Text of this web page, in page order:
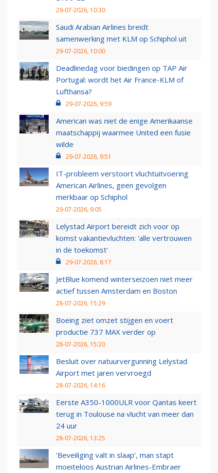
29-07-2026, 10:30
Saudi Arabian Airlines breidt
samenwerking met KLM op Schiphol uit
29-07-2026, 10:00
Deadlinedag voor biedingen op TAP Air
Portugal: wordt het Air France-KLM of
Lufthansa?
29-07-2026, 9:59
American was niet de enige Amerikaanse
maatschappij waarmee United een fusie
wilde
29-07-2026, 9:51
IT-probleem verstoort vluchtuitvoering
American Airlines, geen gevolgen
merkbaar op Schiphol
29-07-2026, 9:05
Lelystad Airport bereidt zich voor op
komst vakantievluchten: 'alle vertrouwen
in de toekomst'
29-07-2026, 8:17
JetBlue komend winterseizoen niet meer
actief tussen Amsterdam en Boston
28-07-2026, 15:29
Boeing ziet omzet stijgen en voert
productie 737 MAX verder op
28-07-2026, 15:20
Besluit over natuurvergunning Lelystad
Airport met jaren vervroegd
28-07-2026, 14:16
Eerste A350-1000ULR voor Qantas keert
terug in Toulouse na vlucht van meer dan
24 uur
28-07-2026, 13:25
‘Beveiliging valt in slaap’, man stapt
moeiteloos Austrian Airlines-Embraer